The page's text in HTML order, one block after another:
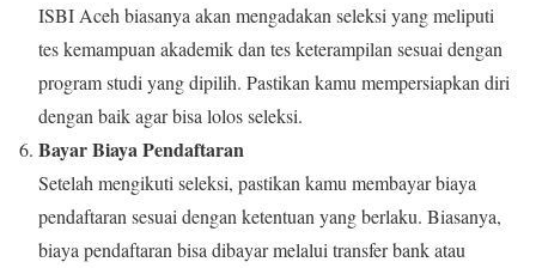
ISBI Aceh biasanya akan mengadakan seleksi yang meliputi
tes kemampuan akademik dan tes keterampilan sesuai dengan
program studi yang dipilih. Pastikan kamu mempersiapkan diri
dengan baik agar bisa lolos seleksi.
Bayar Biaya Pendaftaran
Setelah mengikuti seleksi, pastikan kamu membayar biaya
pendaftaran sesuai dengan ketentuan yang berlaku. Biasanya,
biaya pendaftaran bisa dibayar melalui transfer bank atau